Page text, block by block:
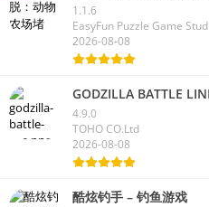
1.1.6
EasyFun Puzzle Game
2026-08-08
GODZILLA BATTLE
4.9.0
TOHO CO.Ltd
2026-08-08
酷炫钓手 – 钓鱼游戏